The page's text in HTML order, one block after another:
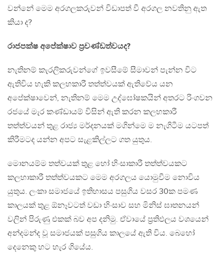
වන්නේ මෙම අරගලකරුවන් විඩාපත් වී අරගල නවතිනු ඇත
කියා ද?
රාජපක්ෂ අපේක්ෂාව ප්‍රචණ්ඩත්වයද?
නැතිනම් කැරලිකරුවන්ගේ ඉවසීමේ සීමාවන් පැන්න විට
ඇතිවිය හැකි කලහකාරී තත්ත්වයක් ඇතිවේය යන
අපේක්ෂාවෙන්, නැතිනම් මෙම උද්ඝෝෂකයින් අතරට රිංගවන
රජයේ මැර කණ්ඩායම් විසින් ඇති කරන කලහකාරී
තත්ත්වයන් තුළ රාජ්‍ය මර්දනයක් මගින්මෙ ම නැගිටීම යටපත්
කිරීමටද යන්න අපට සැළකිල්ලට ගත යුතුය.
මොනයම්ම තත්වයක් තුළ හෝ හිංසාකාරී තත්ත්වයකට
කලහාකාරී තත්ත්වයකට මෙම අරගලය යොමුවීම නොවිය
යුතුය. ලංකා සමාජයේ ඉතිහාසය පසුගිය වසර 30ක පමණ
කාලයක් තුළ ඕනෑවටත් වඩා හිංසාව සහ මිනිස් ඝාතනයන්
වලින් පිරුණු එකක් බව අප දනිමු. ඒවායේ ප්‍රතිඵලය වශයෙන්
අන්දමන්ද වූ සමාජයක් පසුගිය කාලයේ ඇති විය. බෙහෝ
දෙනෙකු හට හැර ගියේය.